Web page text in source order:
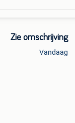
Zie omschrijving
Vandaag